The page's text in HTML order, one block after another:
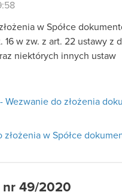
w Spółce
16 w zw. z art. 22 ustawy
niektórych innych ustaw
Wezwanie do złożenia
złożenia w Spółce
nr 49/2020